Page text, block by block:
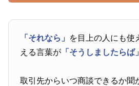
「それなら」 を目上の人にも使
える言葉が 「そうしましたらば」
取引先からいつ商談できるか聞